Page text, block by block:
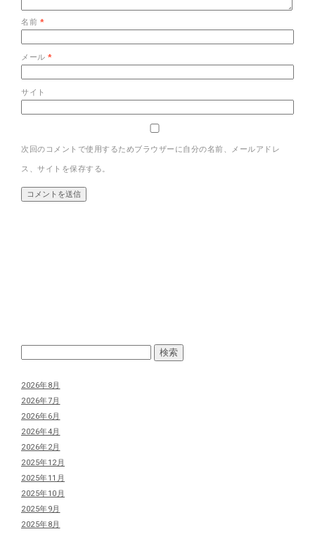
名前 *
メール *
サイト
次回のコメントで使用するためブラウザーに自分の名前、メールアドレ
ス、サイトを保存する。
2026年8月
2026年7月
2026年6月
2026年4月
2026年2月
2025年12月
2025年11月
2025年10月
2025年9月
2025年8月